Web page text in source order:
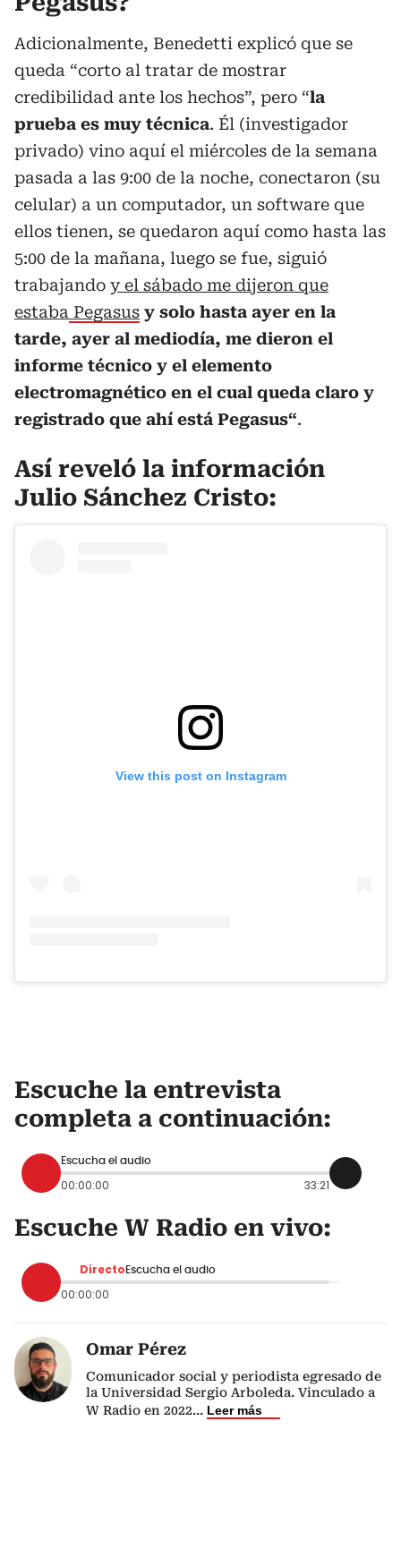
Adicionalmente, Benedetti explicó que se
queda “corto al tratar de mostrar
credibilidad ante los hechos”, pero “la
prueba es muy técnica. Él (investigador
privado) vino aquí el miércoles de la semana
pasada a las 9:00 de la noche, conectaron (su
celular) a un computador, un software que
ellos tienen, se quedaron aquí como hasta las
5:00 de la mañana, luego se fue, siguió
trabajando y el sábado me dijeron que
estaba Pegasus y solo hasta ayer en la
tarde, ayer al mediodía, me dieron el
informe técnico y el elemento
electromagnético en el cual queda claro y
registrado que ahí está Pegasus“.
Así reveló la información
Julio Sánchez Cristo:
View this post on Instagram
Escuche la entrevista
completa a continuación:
Escucha el audio
00:00:00 33:21
Escuche W Radio en vivo:
Directo Escucha el audio
00:00:00
Omar Pérez
Comunicador social y periodista egresado de
la Universidad Sergio Arboleda. Vinculado a
W Radio en 2022... Leer más